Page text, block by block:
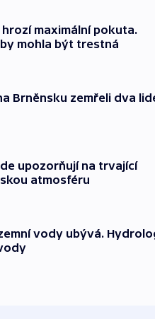
maximální pokuta.
mohla být trestná
Brněnsku zemřeli dva
upozorňují na trvající
atmosféru
vody ubývá.